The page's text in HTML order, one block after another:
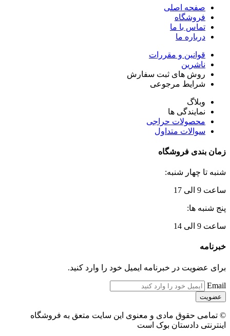
صفحه اصلی
فروشگاه
تماس با ما
درباره ما
قوانین و مقررات
ناشرین
روش های ثبت سفارش
شرایط مرجوعی
وبلاگ
نمایندگی ها
محصولات حراجی
سوالات متداول
زمان بندی فروشگاه
شنبه تا چهار شنبه:
ساعت 9 الی 17
پنج شنبه ها:
ساعت 9 الی 14
خبرنامه
برای عضویت در خبرنامه ایمیل خود را وارد کنید.
Email
© تمامی حقوق مادی و معنوی این سایت متعق به فروشگاه
اینترنتی دادستان بوک است